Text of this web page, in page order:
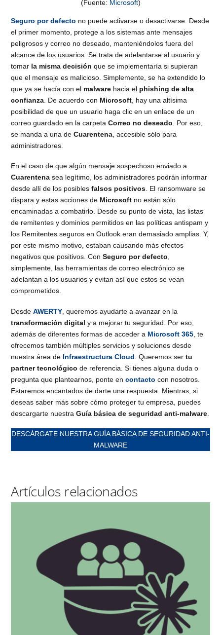
(Fuente: Microsoft)
Seguro por defecto no puede activarse o desactivarse. Desde
el primer momento, protege a los sistemas ante mensajes
peligrosos y correo no deseado, manteniéndolos fuera del
alcance de los usuarios. Se trata de adelantarse al usuario y
tomar la misma decisión que se implementaría si supieran
que el mensaje es malicioso. Simplemente, se ha extendido lo
que ya se hacía con el malware hacia el phishing de alta
confianza. De acuerdo con Microsoft, hay una altísima
posibilidad de que un usuario haga clic en un enlace de un
correo guardado en la carpetaCorreo no deseado. Por eso,
se manda a una deCuarentena, accesible sólo para
administradores.
En el caso de que algún mensaje sospechoso enviado a
Cuarentena sea legítimo, los administradores podrán informar
desde allí de los posiblesfalsos positivos. El ransomware se
dispara y estas acciones de Microsoft no están sólo
encaminadas a combatirlo. Desde su punto de vista, las listas
de remitentes y dominios permitidos en las políticas antispam y
los Remitentes seguros en Outlook eran demasiado amplias. Y,
por este mismo motivo, estaban causando más efectos
negativos que positivos. ConSeguro por defecto,
simplemente, las herramientas de correo electrónico se
adelantan a los usuarios y evitan así que estos se vean
comprometidos.
DesdeAWERTY , queremos ayudarte a avanzar en la
transformación digital y a mejorar tu seguridad. Por eso,
además de diferentes formas de acceder a Microsoft 365 , te
ofrecemos también múltiples servicios y soluciones desde
nuestra área de Infraestructura Cloud . Queremos sertu
partner tecnológico de referencia. Si tienes alguna duda o
pregunta que plantearnos, ponte encontacto con nosotros.
Estaremos encantados de darte una respuesta. Mientras, si
deseas saber más sobre cómo proteger tu empresa, puedes
descargarte nuestraGuía básica de seguridad anti-malware
DESCÁRGATE NUESTRA GUÍA BÁSICA DE SEGURIDAD ANTI-
MALWARE